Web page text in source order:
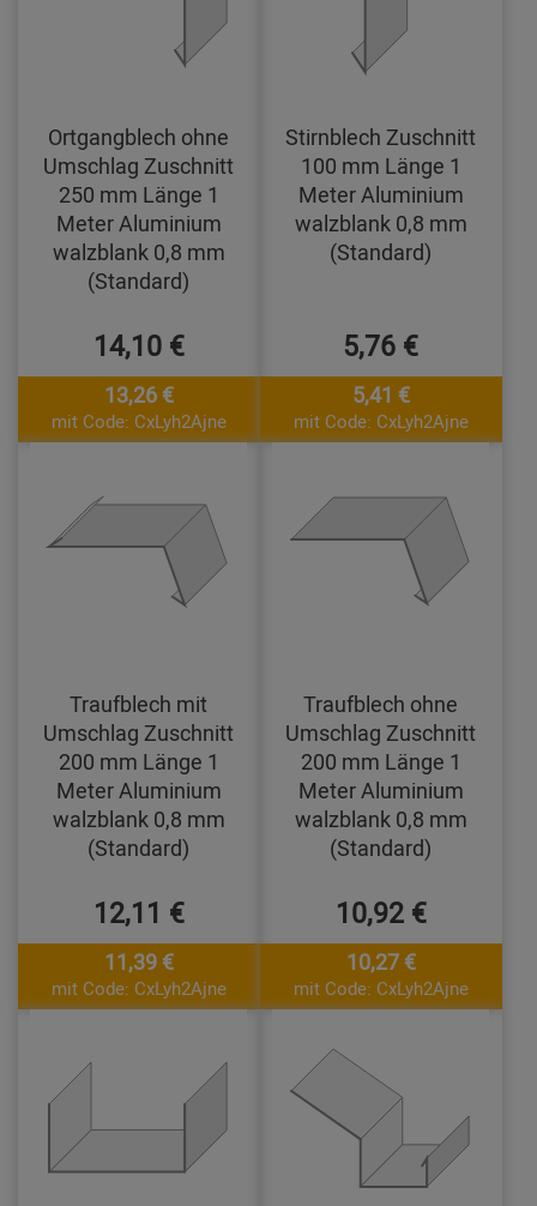
Ortgangblech ohne
Umschlag Zuschnitt
250 mm Länge 1
Meter Aluminium
walzblank 0,8 mm
(Standard)
14,10 €
13,26 €
mit Code: CxLyh2Ajne
Stirnblech Zuschnitt
100 mm Länge 1
Meter Aluminium
walzblank 0,8 mm
(Standard)
5,76 €
5,41 €
mit Code: CxLyh2Ajne
Traufblech mit
Umschlag Zuschnitt
200 mm Länge 1
Meter Aluminium
walzblank 0,8 mm
(Standard)
12,11 €
11,39 €
mit Code: CxLyh2Ajne
Traufblech ohne
Umschlag Zuschnitt
200 mm Länge 1
Meter Aluminium
walzblank 0,8 mm
(Standard)
10,92 €
10,27 €
mit Code: CxLyh2Ajne